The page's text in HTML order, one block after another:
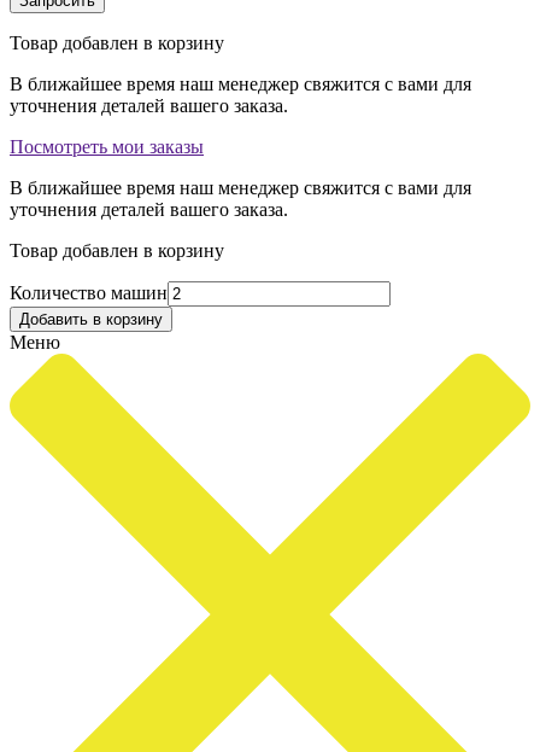
Товар добавлен в корзину
В ближайшее время наш менеджер свяжится с вами для
уточнения деталей вашего заказа.
Посмотреть мои заказы
В ближайшее время наш менеджер свяжится с вами для
уточнения деталей вашего заказа.
Товар добавлен в корзину
Количество машин
Меню